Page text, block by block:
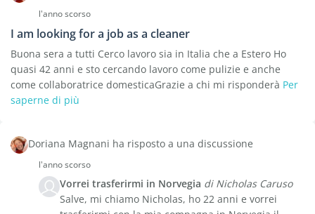
l'anno scorso
I am looking for a job as a cleaner
Buona sera a tutti Cerco lavoro sia in Italia che a Estero Ho
quasi 42 anni e sto cercando lavoro come pulizie e anche
come collaboratrice domesticaGrazie a chi mi risponderà Per
saperne di più
Doriana Magnani ha risposto a una discussione
l'anno scorso
Vorrei trasferirmi in Norvegia di Nicholas Caruso
Salve, mi chiamo Nicholas, ho 22 anni e vorrei